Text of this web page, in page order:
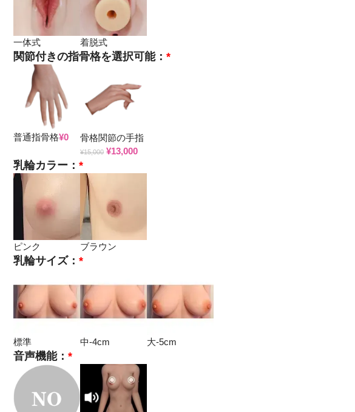
一体式 着脱式
*
関節付きの指骨格を選択可能：
普通指骨格¥0 骨格関節の手指
¥15,000 ¥13,000
*
乳輪カラー：
ピンク ブラウン
*
乳輪サイズ：
標準 中-4cm 大-5cm
*
音声機能：